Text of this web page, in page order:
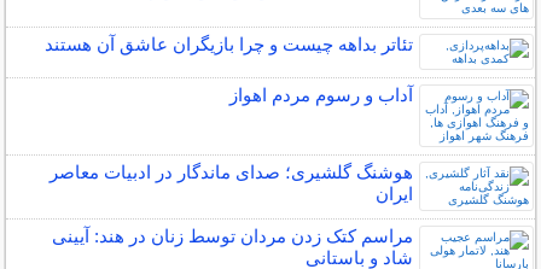
تئاتر بداهه چیست و چرا بازیگران عاشق آن هستند
آداب و رسوم مردم اهواز
هوشنگ گلشیری؛ صدای ماندگار در ادبیات معاصر
ایران
مراسم کتک زدن مردان توسط زنان در هند: آیینی
شاد و باستانی